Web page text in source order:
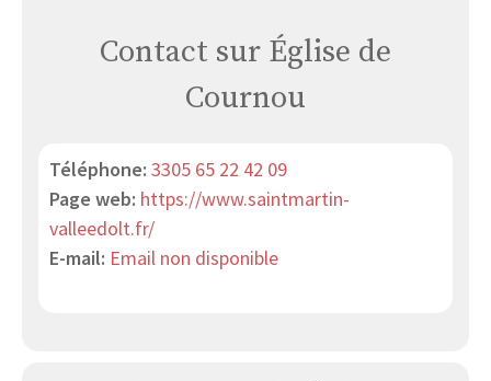
Contact sur Église de
Cournou
Téléphone: 3305 65 22 42 09
Page web: https://www.saintmartin-
valleedolt.fr/
E-mail: Email non disponible